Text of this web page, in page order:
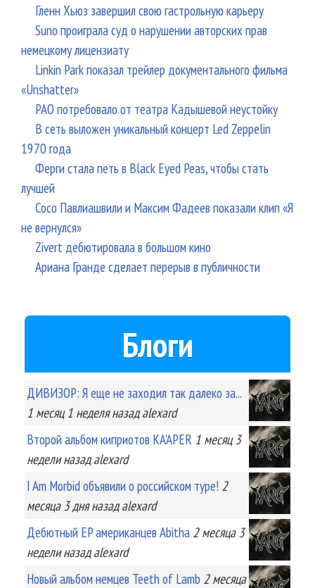
Гленн Хьюз завершил свою гастрольную карьеру
Suno проиграла суд о нарушении авторских прав
немецкому лицензиату
Linkin Park показал трейлер документального фильма
«Unshatter»
РАО потребовало от театра Кадышевой неустойку
В сеть выложен уникальный концерт Led Zeppelin
1970 года
Ферги стала петь в Black Eyed Peas, чтобы стать
лучшей
Сосо Павлиашвили и Максим Фадеев показали клип «Я
не вернулся»
Zivert дебютировала в большом кино
Ариана Гранде сделает перерыв в публичности
Блоги
ДИВИЗОР: Я еще не заходил так далеко за...
1 месяц 1 неделяназад alexard
Второй альбом киприотов KA'APER 1 месяц 3
неделиназад alexard
I Am Morbid объявили о российском туре! 2
месяца 3 дняназад alexard
Дебютный EP американцев Abitha 2 месяца 3
неделиназад alexard
Новый альбом немцев Teeth of Lamb 2 месяца